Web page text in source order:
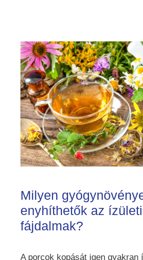
Milyen
enyhíthetők az ízületi
fájdalmak?
A porcok kopását igen gyakran